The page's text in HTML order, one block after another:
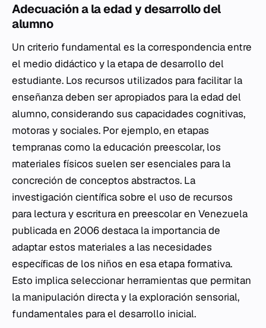
Adecuación a la edad y desarrollo del
alumno
Un criterio fundamental es la correspondencia entre
el medio didáctico y la etapa de desarrollo del
estudiante. Los recursos utilizados para facilitar la
enseñanza deben ser apropiados para la edad del
alumno, considerando sus capacidades cognitivas,
motoras y sociales. Por ejemplo, en etapas
tempranas como la educación preescolar, los
materiales físicos suelen ser esenciales para la
concreción de conceptos abstractos. La
investigación científica sobre el uso de recursos
para lectura y escritura en preescolar en Venezuela
publicada en 2006 destaca la importancia de
adaptar estos materiales a las necesidades
específicas de los niños en esa etapa formativa.
Esto implica seleccionar herramientas que permitan
la manipulación directa y la exploración sensorial,
fundamentales para el desarrollo inicial.